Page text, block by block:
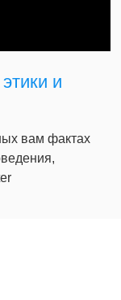
и
вам фактах